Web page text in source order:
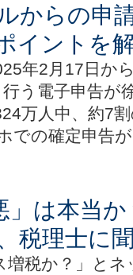
からの申
イントを
年2月17日か
う電子申告が
万人中、約7
での確定申告
」は本当
税理士に
増税か？」と